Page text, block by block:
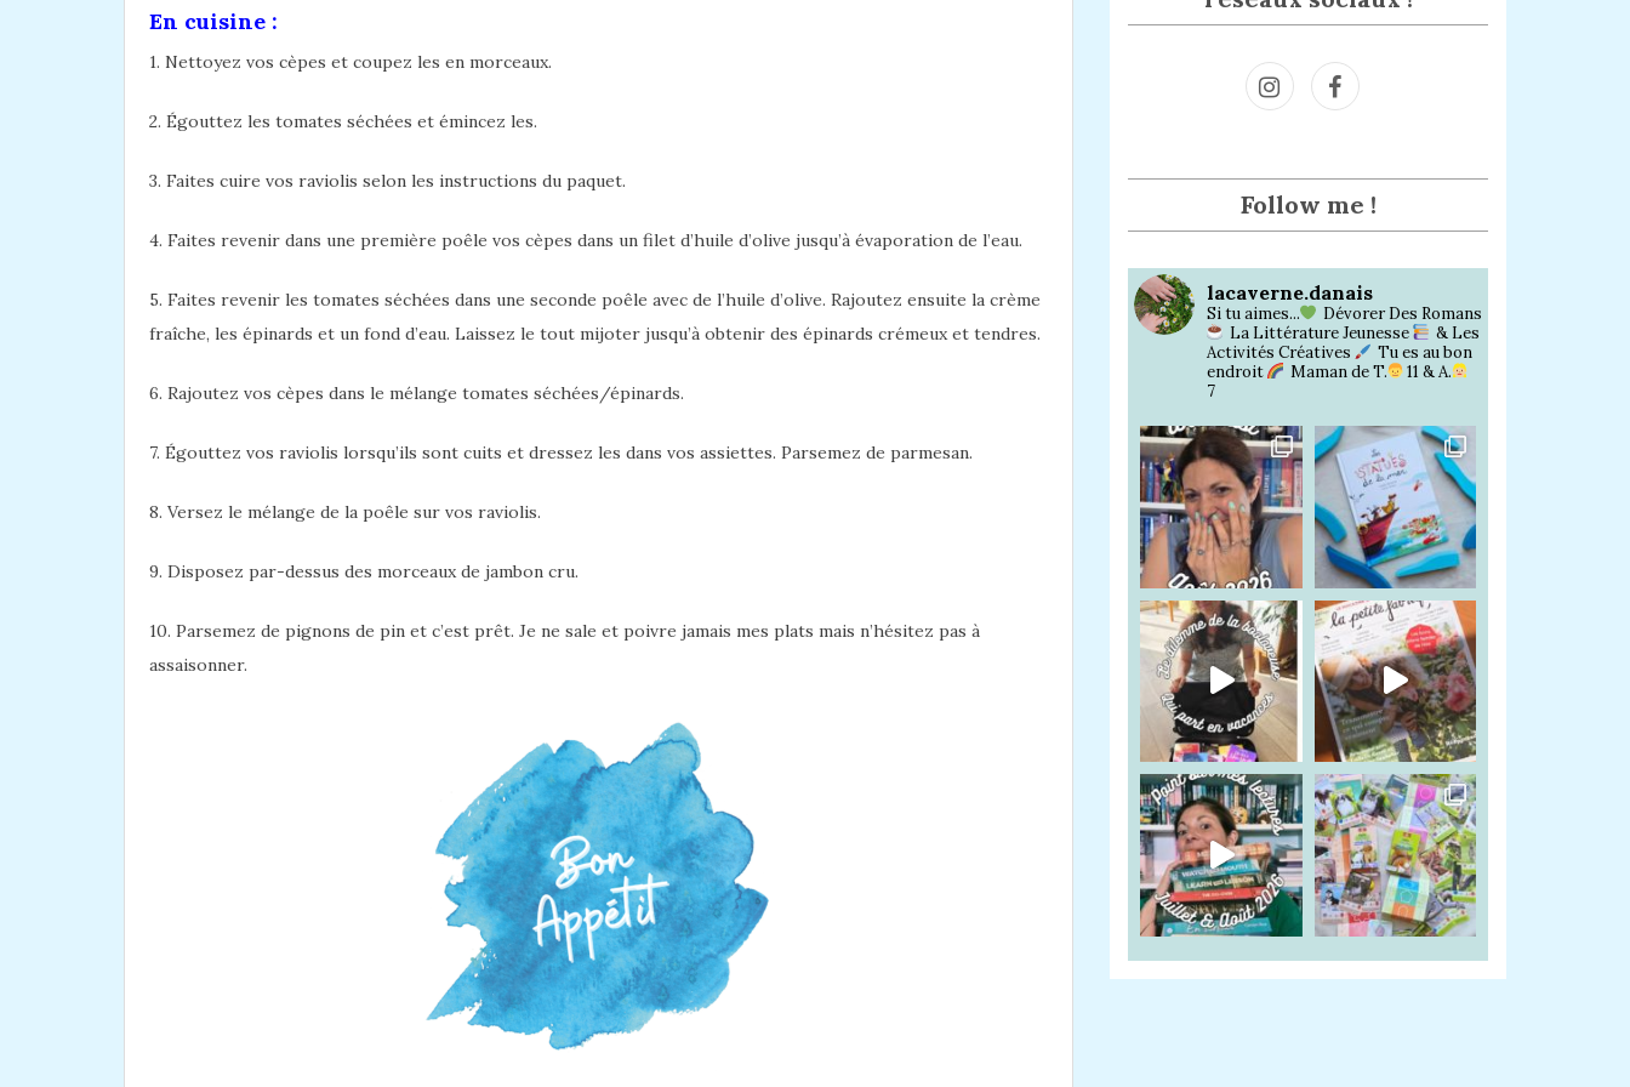
En cuisine :
1. Nettoyez vos cèpes et coupez les en morceaux.
2. Égouttez les tomates séchées et émincez les.
3. Faites cuire vos raviolis selon les instructions du paquet.
4. Faites revenir dans une première poêle vos cèpes dans un filet d’huile d’olive jusqu’à évaporation de l’eau.
5. Faites revenir les tomates séchées dans une seconde poêle avec de l’huile d’olive. Rajoutez ensuite la crème
fraîche, les épinards et un fond d’eau. Laissez le tout mijoter jusqu’à obtenir des épinards crémeux et tendres.
6. Rajoutez vos cèpes dans le mélange tomates séchées/épinards.
7. Égouttez vos raviolis lorsqu’ils sont cuits et dressez les dans vos assiettes. Parsemez de parmesan.
8. Versez le mélange de la poêle sur vos raviolis.
9. Disposez par-dessus des morceaux de jambon cru.
10. Parsemez de pignons de pin et c’est prêt. Je ne sale et poivre jamais mes plats mais n’hésitez pas à
assaisonner.
m
Follow me !
lacaverne.danais
Si tu aimes...
Dévorer Des Romans
La Littérature Jeunesse
& Les
Activités Créatives
Tu es au bon
endroit
Maman de T.
11 & A.
7